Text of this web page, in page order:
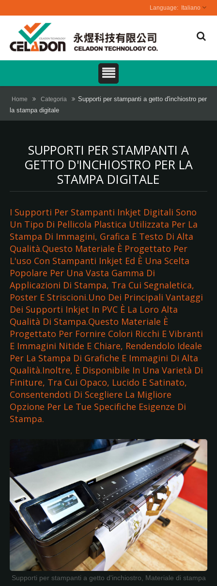
Italiano
Home Categoria
Supporti per stampanti a getto d'inchiostro per
la stampa digitale
SUPPORTI PER STAMPANTI A
GETTO D'INCHIOSTRO PER LA
STAMPA DIGITALE
I Supporti Per Stampanti Inkjet Digitali Sono
Un Tipo Di Pellicola Plastica Utilizzata Per La
Stampa Di Immagini, Grafica E Testo Di Alta
Qualità.Questo Materiale È Progettato Per
L'uso Con Stampanti Inkjet Ed È Una Scelta
Popolare Per Una Vasta Gamma Di
Applicazioni Di Stampa, Tra Cui Segnaletica,
Poster E Striscioni.Uno Dei Principali Vantaggi
Dei Supporti Inkjet In PVC È La Loro Alta
Qualità Di Stampa.Questo Materiale È
Progettato Per Fornire Colori Ricchi E Vibranti
E Immagini Nitide E Chiare, Rendendolo Ideale
Per La Stampa Di Grafiche E Immagini Di Alta
Qualità.Inoltre, È Disponibile In Una Varietà Di
Finiture, Tra Cui Opaco, Lucido E Satinato,
Consentendoti Di Scegliere La Migliore
Opzione Per Le Tue Specifiche Esigenze Di
Stampa.
Supporti per stampanti a getto d'inchiostro, Materiale di stampa